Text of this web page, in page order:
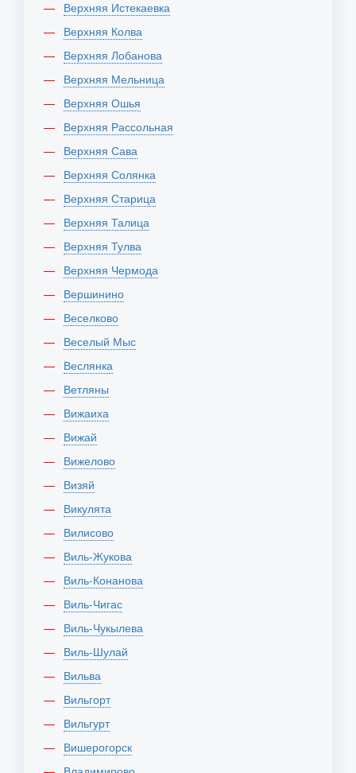
Верхняя Истекаевка
Верхняя Колва
Верхняя Лобанова
Верхняя Мельница
Верхняя Ошья
Верхняя Рассольная
Верхняя Сава
Верхняя Солянка
Верхняя Старица
Верхняя Талица
Верхняя Тулва
Верхняя Чермода
Вершинино
Веселково
Веселый Мыс
Веслянка
Ветляны
Вижаиха
Вижай
Вижелово
Визяй
Викулята
Вилисово
Виль-Жукова
Виль-Конанова
Виль-Чигас
Виль-Чукылева
Виль-Шулай
Вильва
Вильгорт
Вильгурт
Вишерогорск